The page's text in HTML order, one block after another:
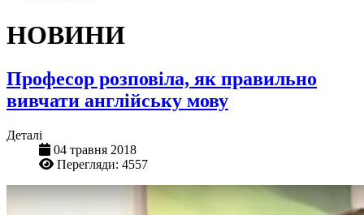
НОВИНИ
Професор розповіла, як правильно
вивчати англійську мову
Деталі
04 травня 2018
Перегляди: 4557